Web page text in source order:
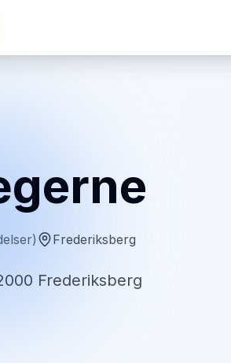
Frederiksberg
Frederiksberg